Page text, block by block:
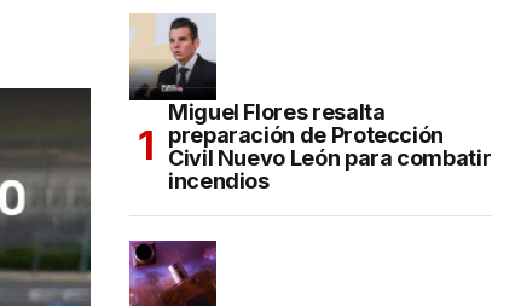
Miguel Flores resalta
preparación de Protección
Civil Nuevo León para combatir
incendios